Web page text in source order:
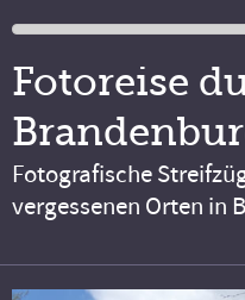
Fotoreise
Fotografische
vergessenen Orten in